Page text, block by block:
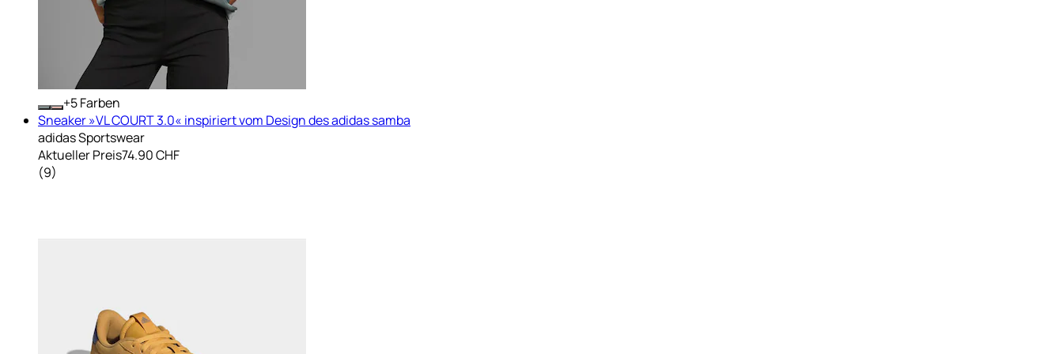
+ Farben
Sneaker »VL COURT 3.0« inspiriert vom Design des adidas samba
adidas Sportswear
Aktueller Preis74.90 CHF
(9)